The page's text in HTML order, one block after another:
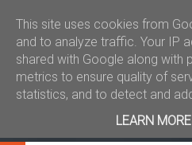
Καλώς ήλθατε
This site uses cookies from
and to analyze traffic. Your IP
shared with Google along with
metrics to ensure quality of
statistics, and to detect and
LEARN MORE